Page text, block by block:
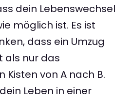
dein Lebenswechsel
möglich ist. Es ist
dass ein Umzug
als nur das
Kisten von A nach B.
Leben in einer